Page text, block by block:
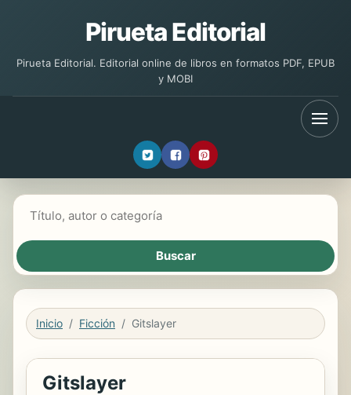
Pirueta Editorial
Pirueta Editorial. Editorial online de libros en formatos PDF, EPUB
y MOBI
Inicio Ficción Gitslayer
Gitslayer